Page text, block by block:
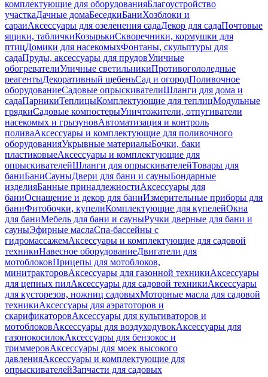
комплектующие для оборудованияБлагоустройство
участкаДачные домаБеседкиБаниХозблоки и
сараиАксессуары для озеленения садаДекор для садаПочтовые
ящики, табличкиКозырькиСкворечники, кормушки для
птицДомики для насекомыхФонтаны, скульптуры для
садаПруды, аксессуары для прудовУличные
обогревателиУличные светильникиПротивогололедные
реагентыДекоративный щебеньСад и огородПоливочное
оборудованиеСадовые опрыскивателиШланги для дома и
садаПарникиТеплицыКомплектующие для теплицМодульные
грядкиСадовые компостерыУничтожители, отпугиватели
насекомых и грызуновАвтоматизация и контроль
поливаАксессуары и комплектующие для поливочного
оборудованияУкрывные материалыБочки, баки
пластиковыеАксессуары и комплектующие для
опрыскивателейШланги для опрыскивателейТовары для
баниБаниСауныДвери для бани и сауныБондарные
изделияБанные принадлежностиАксессуары для
баниОснащение и декор для баниИзмерительные приборы для
баниФитобочки, купелиКомплектующие для купелейОкна
для баниМебель для бани и сауныРучки дверные для бани и
сауныЭфирные маслаСпа-бассейны с
гидромассажемАксессуары и комплектующие для садовой
техникиНавесное оборудованиеДвигатели для
мотоблоковПрицепы для мотоблоков,
минитракторовАксессуары для газонной техникиАксессуары
для цепных пилАксессуары для садовой техникиАксессуары
для кусторезов, ножниц садовыхМоторные масла для садовой
техникиАксессуары для аэратоторов и
скарификаторовАксессуары для культиваторов и
мотоблоковАксессуары для воздуходувокАксессуары для
газонокосилокАксессуары для бензокос и
триммеровАксессуары для моек высокого
давленияАксессуары и комплектующие для
опрыскивателейЗапчасти для садовых